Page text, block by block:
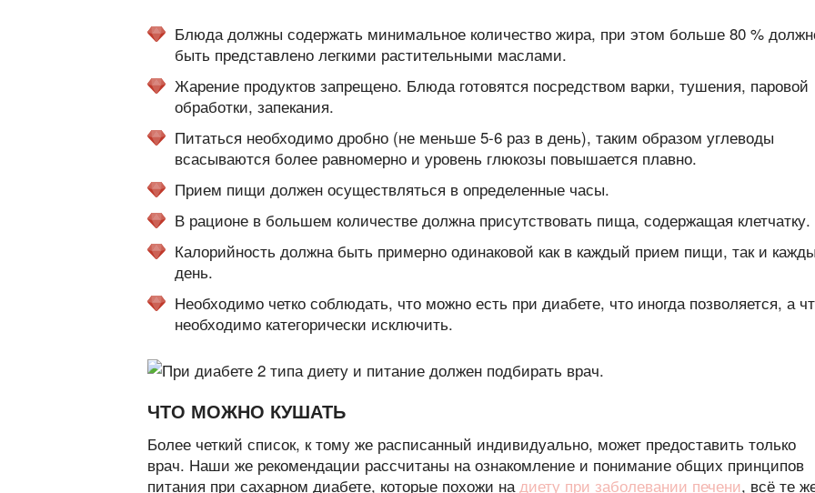
Блюда должны содержать минимальное количество жира, при этом больше 80 %
быть представлено легкими растительными маслами.
Жарение продуктов запрещено. Блюда готовятся посредством варки, тушения, паровой
обработки, запекания.
Питаться необходимо дробно (не меньше 5-6 раз в день), таким образом углеводы
всасываются более равномерно и уровень глюкозы повышается плавно.
Прием пищи должен осуществляться в определенные часы.
В рационе в большем количестве должна присутствовать пища, содержащая клетчатку.
Калорийность должна быть примерно одинаковой как в каждый прием пищи, так и
день.
Необходимо четко соблюдать, что можно есть при диабете, что иногда позволяется, а
необходимо категорически исключить.
ЧТО МОЖНО КУШАТЬ
Более четкий список, к тому же расписанный индивидуально, может предоставить только
врач. Наши же рекомендации рассчитаны на ознакомление и понимание общих принципов
питания при сахарном диабете, которые похожи надиету при заболевании печени, всё те